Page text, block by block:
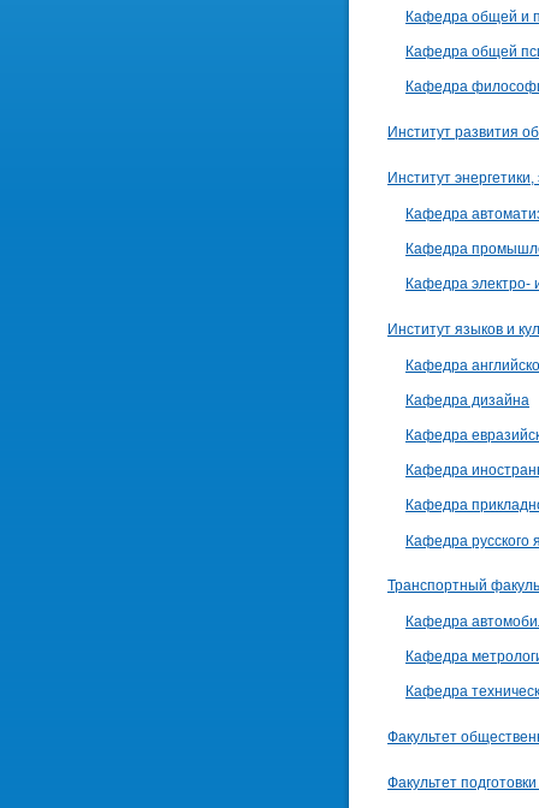
Кафедра общей и
Кафедра общей
Кафедра
Институт развития
Институт
Кафедра
Кафедра
Кафедра электро-
Институт языков и
Кафедра
Кафедра дизайна
Кафедра
Кафедра
Кафедра
Кафедра русского
Транспортный
Кафедра
Кафедра
Кафедра
Факультет
Факультет